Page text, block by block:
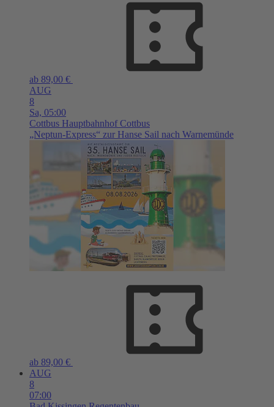
ab 89,00 €
AUG
8
Sa, 05:00
Cottbus Hauptbahnhof Cottbus
„Neptun-Express“ zur Hanse Sail nach Warnemünde
ab 89,00 €
AUG
8
07:00